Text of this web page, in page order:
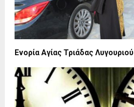
Ενορία Αγίας Τριάδας Λυγουριού